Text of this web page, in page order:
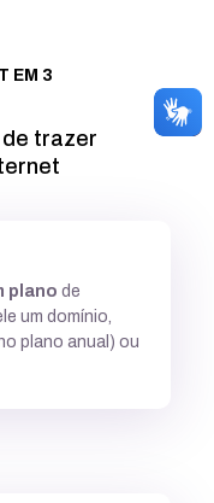
12,5 GB
EM 3
trazer
plano de
um domínio,
plano anual) ou